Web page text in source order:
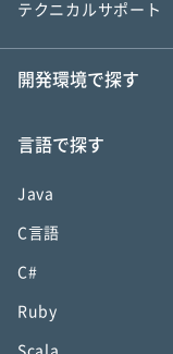
テクニカルサポート
開発環境で探す
言語で探す
Java
C言語
C#
Ruby
Scala